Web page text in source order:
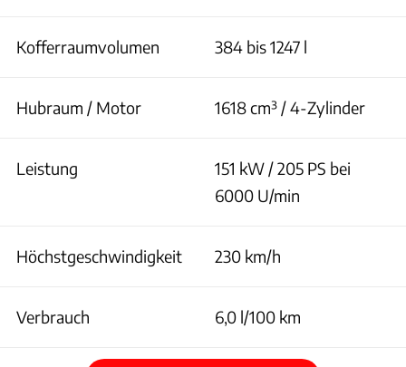
Kofferraumvolumen 384 bis 1247 l
Hubraum / Motor 1618 cm³ / 4-Zylinder
Leistung
151 kW / 205 PS bei
6000 U/min
Höchstgeschwindigkeit 230 km/h
Verbrauch 6,0 l/100 km